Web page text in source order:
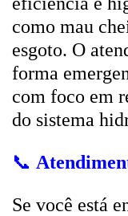
como mau
esgoto. O
forma
com foco em
do sistema
📞
Se você está